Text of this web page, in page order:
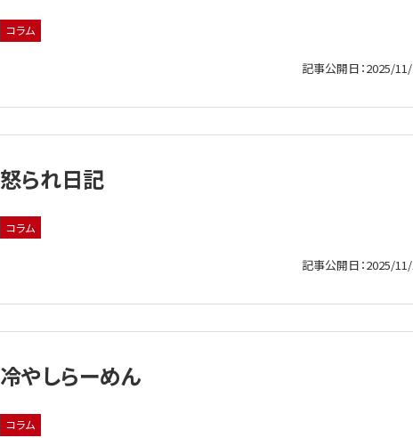
コラム
記事公開日：2025/11/
怒られ日記
コラム
記事公開日：2025/
冷やしらーめん
コラム